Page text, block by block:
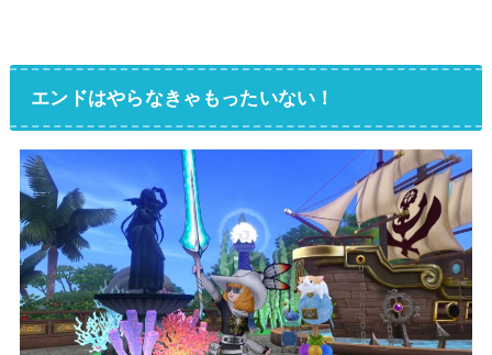
エンドはやらなきゃもったいない！